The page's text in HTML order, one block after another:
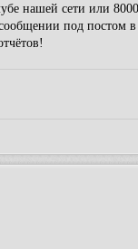
нашей сети или
под постом в